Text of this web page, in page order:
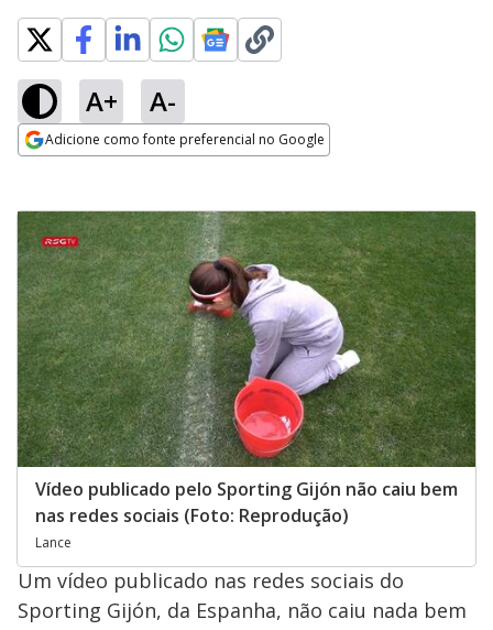
A+ A-
Adicione como fonte preferencial no Google
Vídeo publicado pelo Sporting Gijón não caiu bem
nas redes sociais (Foto: Reprodução)
Lance
Um vídeo publicado nas redes sociais do
Sporting Gijón, da Espanha, não caiu nada bem